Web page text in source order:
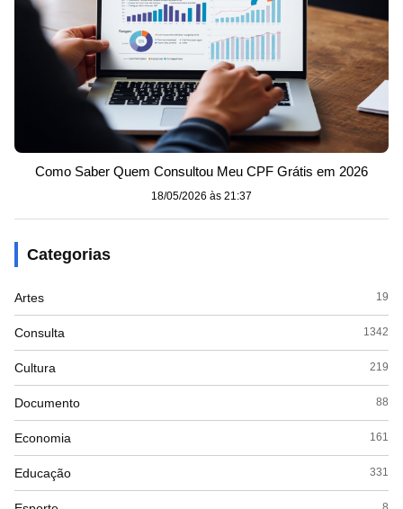
Como Saber Quem Consultou Meu CPF Grátis em 2026
18/05/2026 às 21:37
Categorias
Artes 19
Consulta 1342
Cultura 219
Documento 88
Economia 161
Educação 331